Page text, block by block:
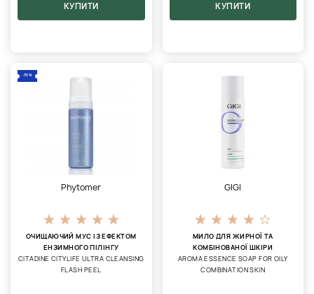
КУПИТИ КУПИТИ
-35%
Phytomer
ОЧИЩАЮЧИЙ МУС ІЗ ЕФЕКТОМ
ЕНЗИМНОГО ПІЛІНГУ
CITADINE CITYLIFE ULTRA CLEANSING
FLASH PEEL
GIGI
МИЛО ДЛЯ ЖИРНОЇ ТА
КОМБІНОВАНОЇ ШКІРИ
AROMA ESSENCE SOAP FOR OILY
COMBINATION SKIN